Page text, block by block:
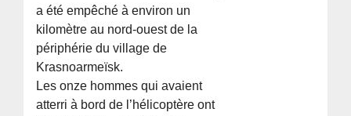
a été empêché à environ un
kilomètre au nord-ouest de la
périphérie du village de
Krasnoarmeïsk.
Les onze hommes qui avaient
atterri à bord de l’hélicoptère ont